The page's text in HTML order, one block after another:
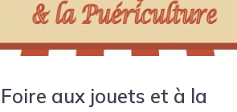
Foire aux jouets et à la